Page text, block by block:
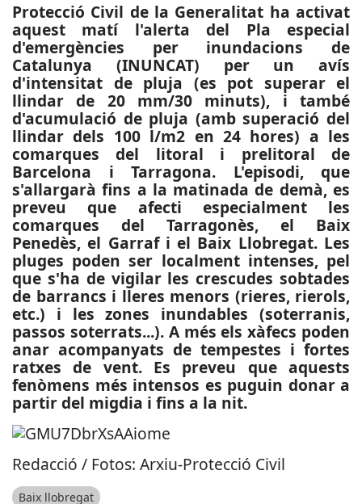
Protecció Civil de la Generalitat ha activat
aquest matí l'alerta del Pla especial
d'emergències per inundacions de
Catalunya (INUNCAT) per un avís
d'intensitat de pluja (es pot superar el
llindar de 20 mm/30 minuts), i també
d'acumulació de pluja (amb superació del
llindar dels 100 l/m2 en 24 hores) a les
comarques del litoral i prelitoral de
Barcelona i Tarragona. L'episodi, que
s'allargarà fins a la matinada de demà, es
preveu que afecti especialment les
comarques del Tarragonès, el Baix
Penedès, el Garraf i el Baix Llobregat. Les
pluges poden ser localment intenses, pel
que s'ha de vigilar les crescudes sobtades
de barrancs i lleres menors (rieres, rierols,
etc.) i les zones inundables (soterranis,
passos soterrats...). A més els xàfecs poden
anar acompanyats de tempestes i fortes
ratxes de vent. Es preveu que aquests
fenòmens més intensos es puguin donar a
partir del migdia i fins a la nit.
Redacció / Fotos: Arxiu-Protecció Civil
Baix llobregat